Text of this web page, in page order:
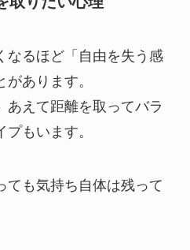
なるほど「自由を失う感
あります。
あえて距離を取ってバラ
もいます。
ても気持ち自体は残って